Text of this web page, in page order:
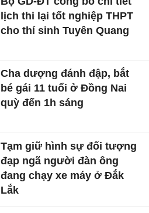
lịch thi lại tốt nghiệp THPT
cho thí sinh Tuyên Quang
Cha dượng đánh đập, bắt
bé gái 11 tuổi ở Đồng Nai
quỳ đến 1h sáng
Tạm giữ hình sự đối tượng
đạp ngã người đàn ông
đang chạy xe máy ở Đắk
Lắk